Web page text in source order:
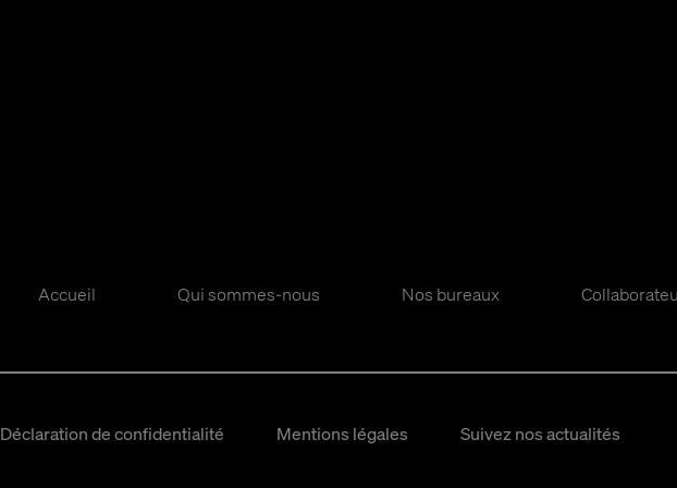
Accueil Qui sommes-nous Nos bureaux
Déclaration de confidentialité Mentions légales
Suivez nos actualités